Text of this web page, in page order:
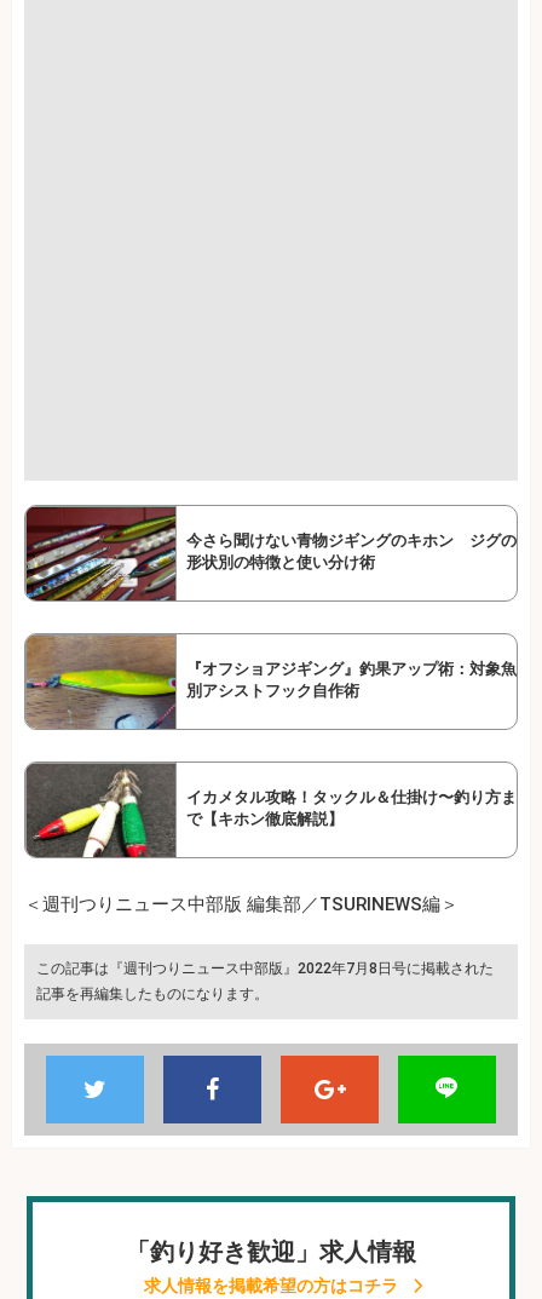
今さら聞けない青物ジギングのキホン ジグの
形状別の特徴と使い分け術
『オフショアジギング』釣果アップ術：対象魚
別アシストフック自作術
イカメタル攻略！タックル＆仕掛け〜釣り方ま
で【キホン徹底解説】
＜週刊つりニュース中部版 編集部／TSURINEWS編＞
この記事は『週刊つりニュース中部版』2022年7月8日号に掲載された
記事を再編集したものになります。
「釣り好き歓迎」求人情報
求人情報を掲載希望の方はコチラ